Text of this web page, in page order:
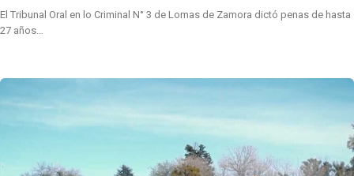
El Tribunal Oral en lo Criminal N° 3 de Lomas de Zamora dictó penas de hasta
27 años…